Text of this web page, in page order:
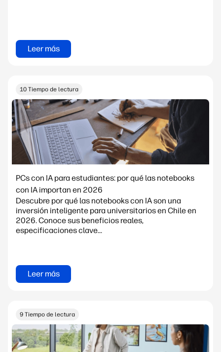
Leer más
10 Tiempo de lectura
PCs con IA para estudiantes: por qué las notebooks
con IA importan en 2026
Descubre por qué las notebooks con IA son una
inversión inteligente para universitarios en Chile en
2026. Conoce sus beneficios reales,
especificaciones clave...
Leer más
9 Tiempo de lectura